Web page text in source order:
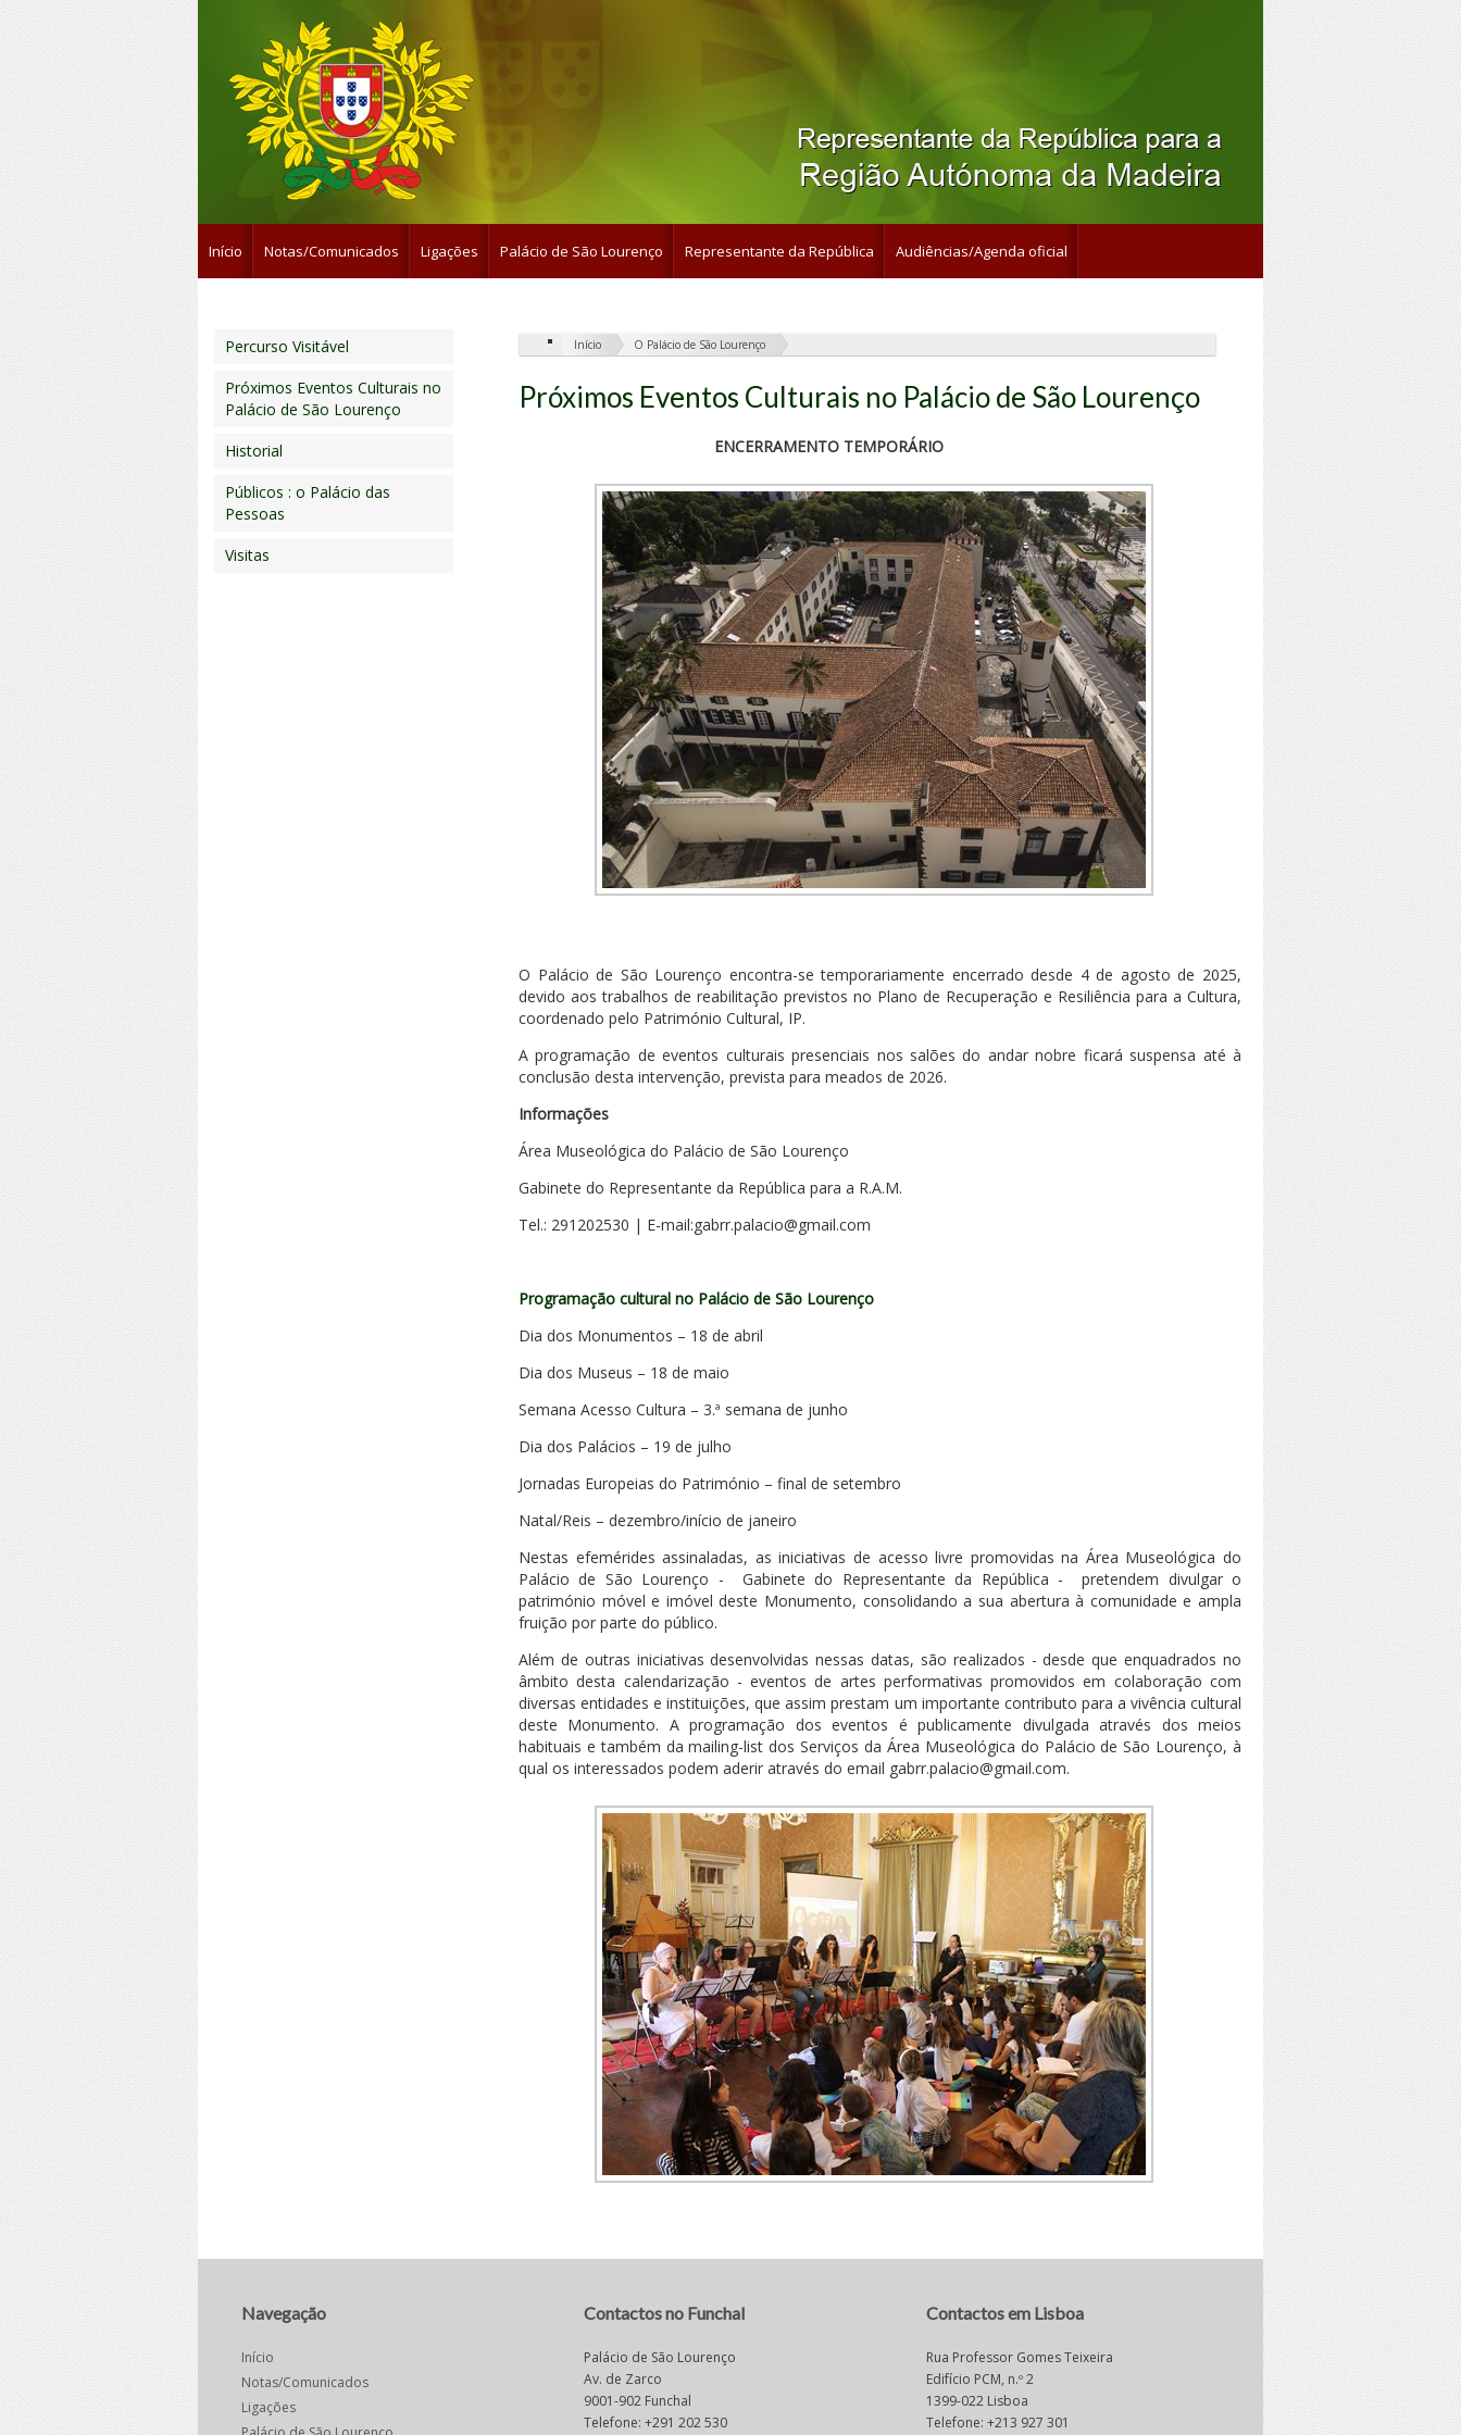
Início Notas/Comunicados Ligações Palácio de São Lourenço Representante da República Audiências/Agenda oficial
Início O Palácio de São Lourenço
Próximos Eventos Culturais no Palácio de São Lourenço
ENCERRAMENTO TEMPORÁRIO
O Palácio de São Lourenço encontra-se temporariamente encerrado desde 4 de agosto de 2025,
devido aos trabalhos de reabilitação previstos no Plano de Recuperação e Resiliência para a Cultura,
coordenado pelo Património Cultural, IP.
A programação de eventos culturais presenciais nos salões do andar nobre ficará suspensa até à
conclusão desta intervenção, prevista para meados de 2026.
Informações
Área Museológica do Palácio de São Lourenço
Gabinete do Representante da República para a R.A.M.
Tel.: 291202530 | E-mail:gabrr.palacio@gmail.com
Programação cultural no Palácio de São Lourenço
Dia dos Monumentos – 18 de abril
Dia dos Museus – 18 de maio
Semana Acesso Cultura – 3.ª semana de junho
Dia dos Palácios – 19 de julho
Jornadas Europeias do Património – final de setembro
Natal/Reis – dezembro/início de janeiro
Nestas efemérides assinaladas, as iniciativas de acesso livre promovidas na Área Museológica do
Palácio de São Lourenço - Gabinete do Representante da República - pretendem divulgar o
património móvel e imóvel deste Monumento, consolidando a sua abertura à comunidade e ampla
fruição por parte do público.
Além de outras iniciativas desenvolvidas nessas datas, são realizados - desde que enquadrados no
âmbito desta calendarização - eventos de artes performativas promovidos em colaboração com
diversas entidades e instituições, que assim prestam um importante contributo para a vivência cultural
deste Monumento. A programação dos eventos é publicamente divulgada através dos meios
habituais e também da mailing-list dos Serviços da Área Museológica do Palácio de São Lourenço, à
qual os interessados podem aderir através do email gabrr.palacio@gmail.com.
Percurso Visitável
Próximos Eventos Culturais no
Palácio de São Lourenço
Historial
Públicos : o Palácio das
Pessoas
Visitas
Navegação
Início
Notas/Comunicados
Ligações
Contactos no Funchal
Palácio de São Lourenço
Av. de Zarco
9001-902 Funchal
Telefone: +291 202 530
Contactos em Lisboa
Rua Professor Gomes Teixeira
Edifício PCM, n.º 2
1399-022 Lisboa
Telefone: +213 927 301